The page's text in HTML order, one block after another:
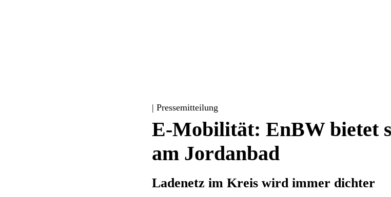
| Pressemitteilung
E-Mobilität: EnBW bietet
am Jordanbad
Ladenetz im Kreis wird immer dichter